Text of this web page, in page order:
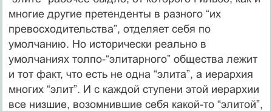
многие другие претенденты в разного “их
превосходительства”, отделяет себя по
умолчанию. Но исторически реально в
умолчаниях толпо-“элитарного” общества лежит
и тот факт, что есть не одна “элита”, а иерархия
многих “элит”. И с каждой ступени этой иерархии
все низшие, возомнившие себя какой-то “элитой”,